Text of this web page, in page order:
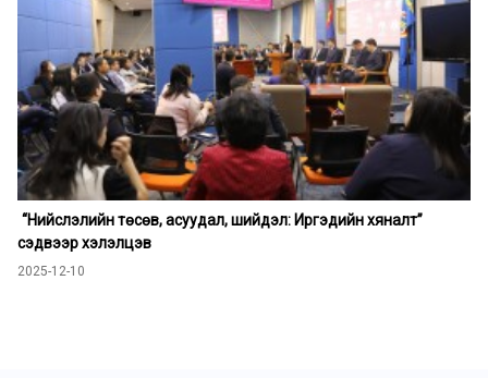
“Нийслэлийн төсөв, асуудал, шийдэл: Иргэдийн хяналт”
сэдвээр хэлэлцэв
2025-12-10